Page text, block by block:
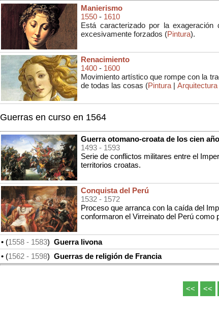
Manierismo
1550 - 1610
Está caracterizado por la
excesivamente forzados (Pintura).
Renacimiento
1400 - 1600
Movimiento artístico que rompe con la
de todas las cosas (Pintura | Arquitectura
Guerras en curso en 1564
Guerra otomano-croata de los cien
1493 - 1593
Serie de conflictos militares entre el
territorios croatas.
Conquista del Perú
1532 - 1572
Proceso que arranca con la caída del
conformaron el Virreinato del Perú como
• (1558 - 1583) Guerra livona
• (1562 - 1598) Guerras de religión de Francia
<< <<